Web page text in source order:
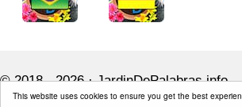
This website uses cookies to ensure you get the best
© 2018 - 2026 ·JardinDePalabras.info
JardinDePalabras.info is not affiliated with the